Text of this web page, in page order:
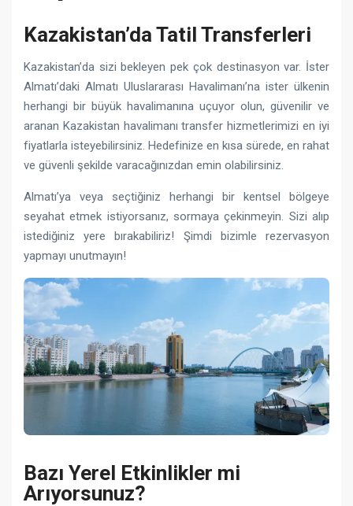
Kazakistan’da Tatil Transferleri
Kazakistan’da sizi bekleyen pek çok destinasyon var. İster
Almatı’daki Almatı Uluslararası Havalimanı’na ister ülkenin
herhangi bir büyük havalimanına uçuyor olun, güvenilir ve
aranan Kazakistan havalimanı transfer hizmetlerimizi en iyi
fiyatlarla isteyebilirsiniz. Hedefinize en kısa sürede, en rahat
ve güvenli şekilde varacağınızdan emin olabilirsiniz.
Almatı’ya veya seçtiğiniz herhangi bir kentsel bölgeye
seyahat etmek istiyorsanız, sormaya çekinmeyin. Sizi alıp
istediğiniz yere bırakabiliriz! Şimdi bizimle rezervasyon
yapmayı unutmayın!
Bazı Yerel Etkinlikler mi
Arıyorsunuz?